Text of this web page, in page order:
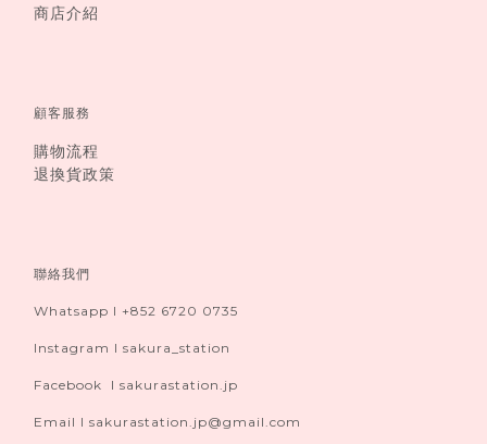
商店介紹
顧客服務
購物流程
退換貨政策
聯絡我們
Whatsapp I +852 6720 0735
Instagram I sakura_station
Facebook I sakurastation.jp
Email I sakurastation.jp@gmail.com